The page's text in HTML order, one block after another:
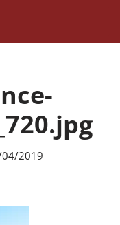
2019